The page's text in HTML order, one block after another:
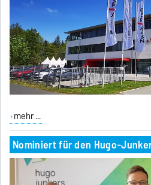
mehr ...
Nominiert für den Hugo-